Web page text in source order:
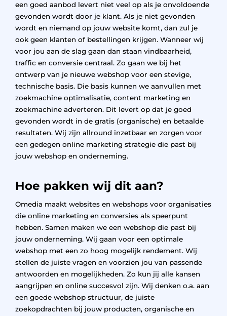
een goed aanbod levert niet veel op als je onvoldoende
gevonden wordt door je klant. Als je niet gevonden
wordt en niemand op jouw website komt, dan zul je
ook geen klanten of bestellingen krijgen. Wanneer wij
voor jou aan de slag gaan dan staan vindbaarheid,
traffic en conversie centraal. Zo gaan we bij het
ontwerp van je nieuwe webshop voor een stevige,
technische basis. Die basis kunnen we aanvullen met
zoekmachine optimalisatie, content marketing en
zoekmachine adverteren. Dit levert op dat je goed
gevonden wordt in de gratis (organische) en betaalde
resultaten. Wij zijn allround inzetbaar en zorgen voor
een gedegen online marketing strategie die past bij
jouw webshop en onderneming.
Hoe pakken wij dit aan?
Omedia maakt websites en webshops voor organisaties
die online marketing en conversies als speerpunt
hebben. Samen maken we een webshop die past bij
jouw onderneming. Wij gaan voor een optimale
webshop met een zo hoog mogelijk rendement. Wij
stellen de juiste vragen en voorzien jou van passende
antwoorden en mogelijkheden. Zo kun jij alle kansen
aangrijpen en online succesvol zijn. Wij denken o.a. aan
een goede webshop structuur, de juiste
zoekopdrachten bij jouw producten, organische en